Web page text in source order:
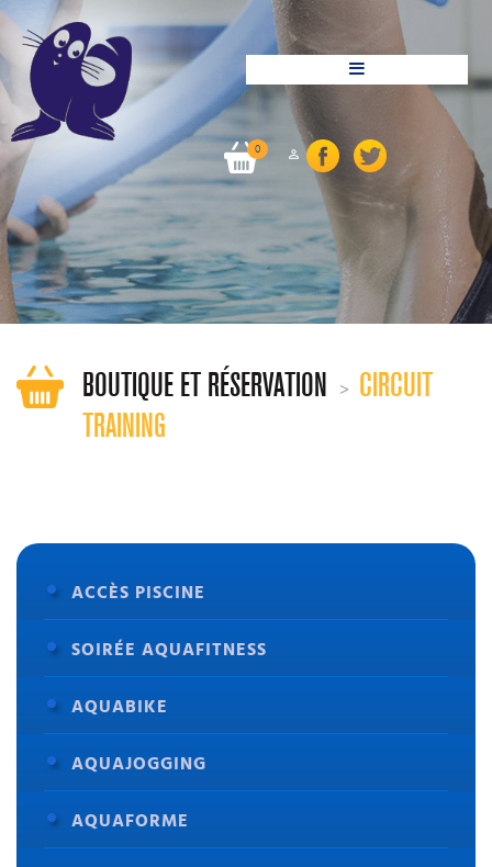
0  FACEBOOK
BOUTIQUE ET RÉSERVATION
CIRCUIT
TRAINING
ACCÈS PISCINE
SOIRÉE AQUAFITNESS
AQUABIKE
AQUAJOGGING
AQUAFORME